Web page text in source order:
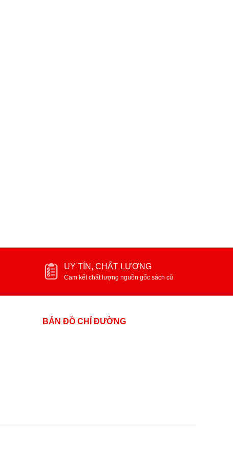
UY TÍN, CHẤT LƯỢNG
Cam kết chất lượng nguồn gốc sách cũ
BẢN ĐỒ CHỈ ĐƯỜNG